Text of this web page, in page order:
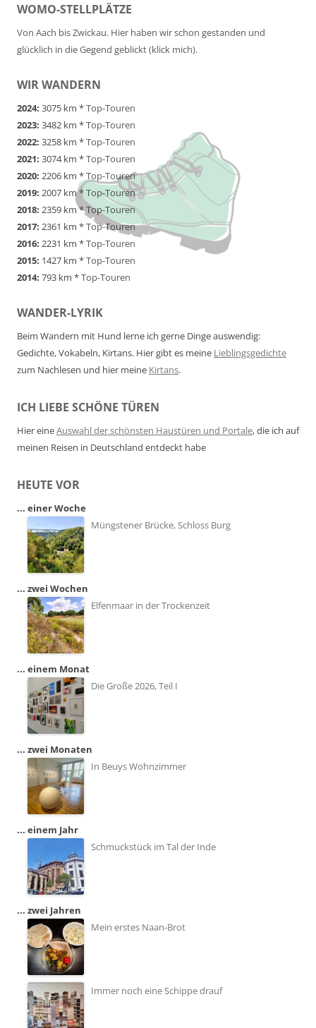
WOMO-STELLPLÄTZE
Von Aach bis Zwickau. Hier haben wir schon gestanden und
glücklich in die Gegend geblickt (klick mich).
WIR WANDERN
2024: 3075 km *Top-Touren
2023: 3482 km *Top-Touren
2022: 3258 km *Top-Touren
2021: 3074 km *Top-Touren
2020: 2206 km *Top-Touren
2019: 2007 km *Top-Touren
2018: 2359 km *Top-Touren
2017: 2361 km *Top-Touren
2016: 2231 km *Top-Touren
2015: 1427 km *Top-Touren
2014: 793 km *Top-Touren
WANDER-LYRIK
Beim Wandern mit Hund lerne ich gerne Dinge auswendig:
Gedichte, Vokabeln, Kirtans. Hier gibt es meine Lieblingsgedichte
zum Nachlesen und hier meine Kirtans.
ICH LIEBE SCHÖNE TÜREN
Hier eineAuswahl der schönsten Haustüren und Portale, die ich auf
meinen Reisen in Deutschland entdeckt habe
HEUTE VOR
... einer Woche
Müngstener Brücke, Schloss Burg
... zwei Wochen
Elfenmaar in der Trockenzeit
... einem Monat
Die Große 2026, Teil I
... zwei Monaten
In Beuys Wohnzimmer
... einem Jahr
Schmuckstück im Tal der Inde
... zwei Jahren
Mein erstes Naan-Brot
Immer noch eine Schippe drauf